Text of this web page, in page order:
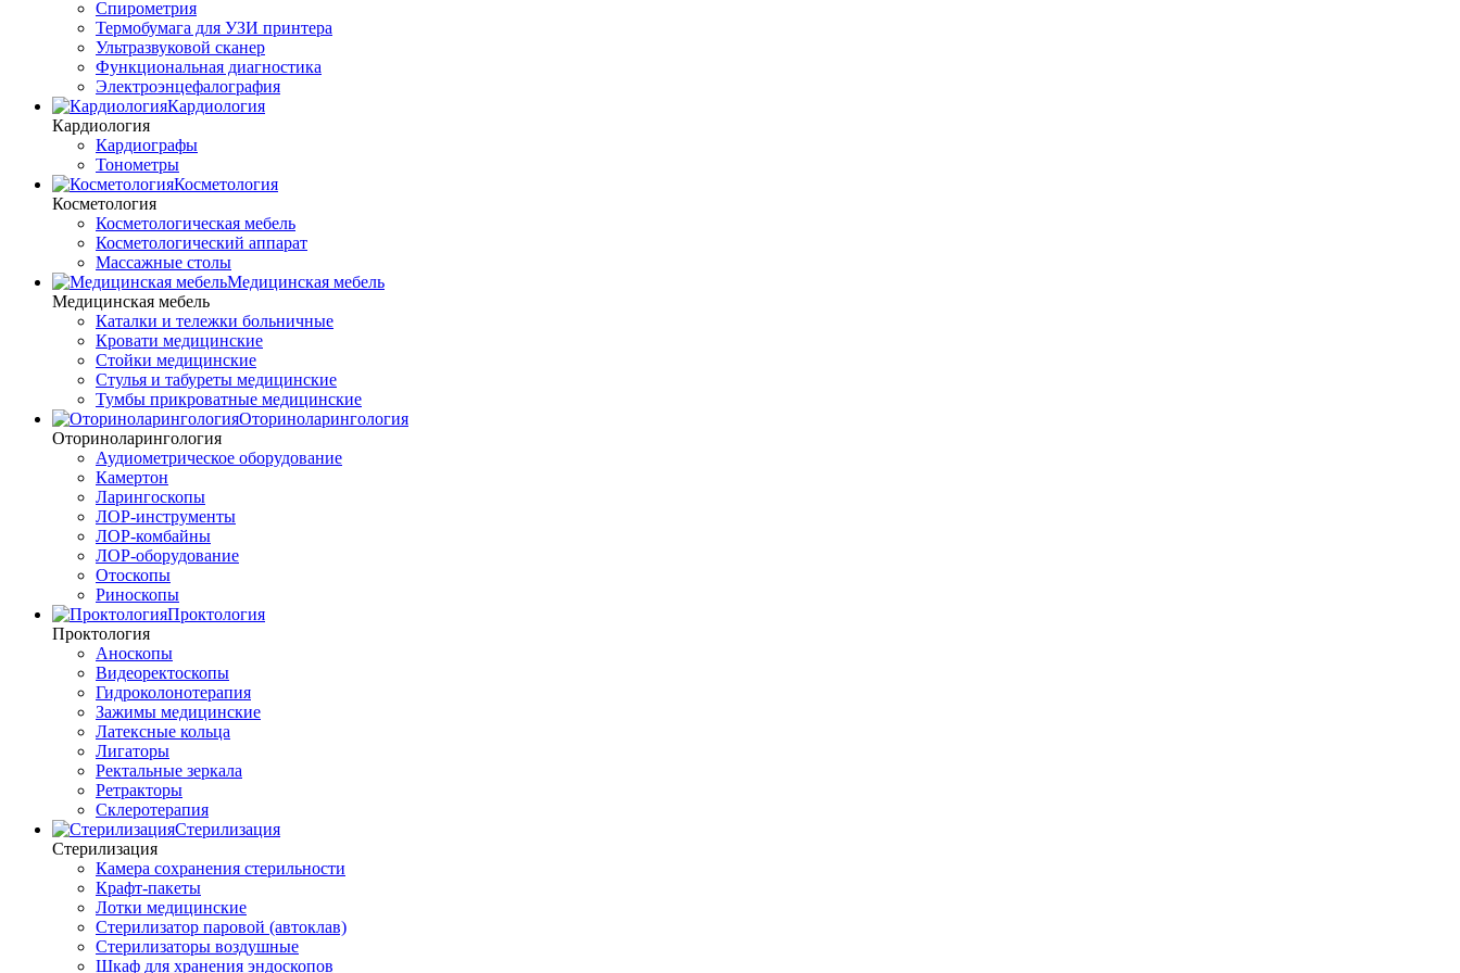
Спирометрия
Термобумага для УЗИ принтера
Ультразвуковой сканер
Функциональная диагностика
Электроэнцефалография
Кардиология
Кардиология
Кардиографы
Тонометры
Косметология
Косметология
Косметологическая мебель
Косметологический аппарат
Массажные столы
Медицинская мебель
Медицинская мебель
Каталки и тележки больничные
Кровати медицинские
Стойки медицинские
Стулья и табуреты медицинские
Тумбы прикроватные медицинские
Оториноларингология
Оториноларингология
Аудиометрическое оборудование
Камертон
Ларингоскопы
ЛОР-инструменты
ЛОР-комбайны
ЛОР-оборудование
Отоскопы
Риноскопы
Проктология
Проктология
Аноскопы
Видеоректоскопы
Гидроколонотерапия
Зажимы медицинские
Латексные кольца
Лигаторы
Ректальные зеркала
Ретракторы
Склеротерапия
Стерилизация
Стерилизация
Камера сохранения стерильности
Крафт-пакеты
Лотки медицинские
Стерилизатор паровой (автоклав)
Стерилизаторы воздушные
Шкаф для хранения эндоскопов